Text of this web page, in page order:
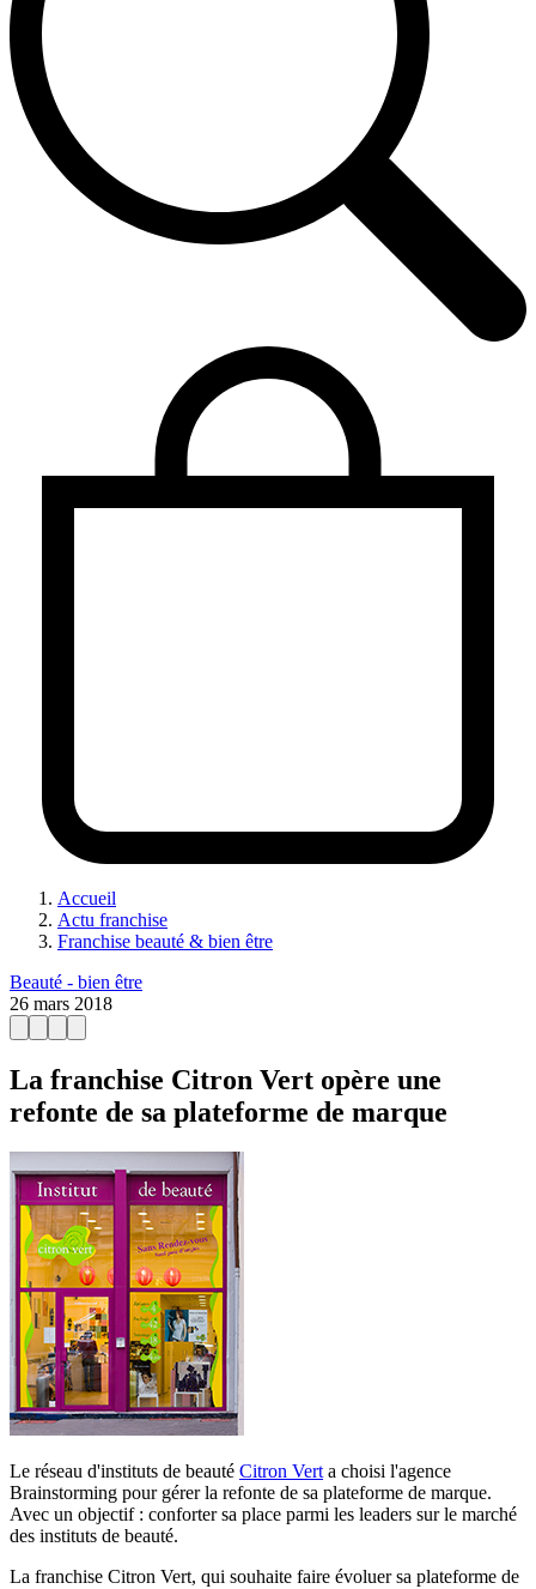
Accueil
Actu franchise
Franchise beauté & bien être
Beauté - bien être
26 mars 2018
La franchise Citron Vert opère une
refonte de sa plateforme de marque
Le réseau d'instituts de beauté Citron Verta choisi l'agence
Brainstorming pour gérer la refonte de sa plateforme de marque.
Avec un objectif : conforter sa place parmi les leaders sur le marché
des instituts de beauté.
La franchise Citron Vert, qui souhaite faire évoluer sa plateforme de